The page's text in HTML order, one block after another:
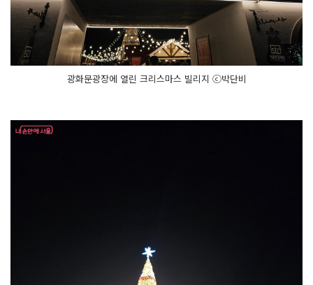
광화문광장에 열린 크리스마스 빌리지 ⓒ박단비